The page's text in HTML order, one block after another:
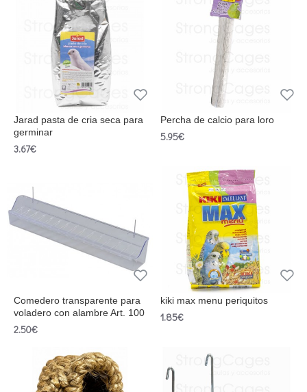
Jarad pasta de cria seca para
germinar
3.67€
Percha de calcio para loro
5.95€
Comedero transparente para
voladero con alambre Art. 100
2.50€
kiki max menu periquitos
1.85€